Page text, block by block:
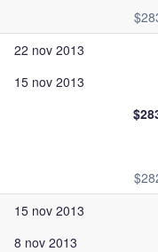
22 nov 2013
15 nov 2013
15 nov 2013
8 nov 2013